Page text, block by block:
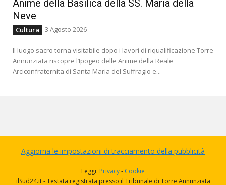
Anime della Basilica della SS. Maria della
Neve
Cultura 3 Agosto 2026
Il luogo sacro torna visitabile dopo i lavori di riqualificazione Torre
Annunziata riscopre l’Ipogeo delle Anime della Reale
Arciconfraternita di Santa Maria del Suffragio e...
Aggiorna le impostazioni di tracciamento della pubblicità
Leggi: Privacy- Cookie
ilSud24.it - Testata registrata presso il Tribunale di Torre Annunziata